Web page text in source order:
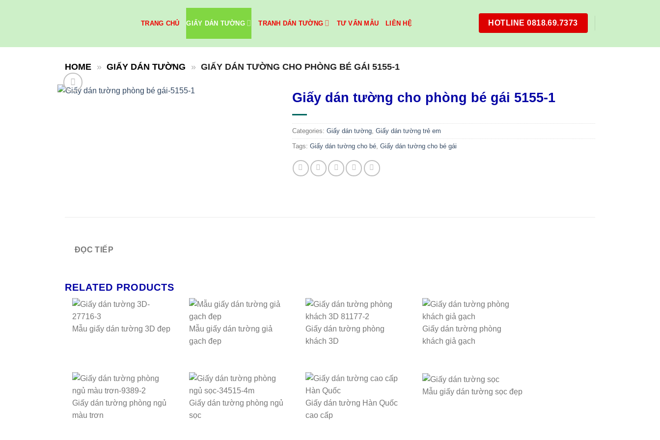
TRANG CHỦ GIẤY DÁN TƯỜNG TRANH DÁN TƯỜNG TƯ VẤN MẪU LIÊN HỆ HOTLINE 0818.69.7373
HOME » GIẤY DÁN TƯỜNG » GIẤY DÁN TƯỜNG CHO PHÒNG BÉ GÁI 5155-1
Giấy dán tường cho phòng bé gái 5155-1
Categories: Giấy dán tường, Giấy dán tường trẻ em
Tags: Giấy dán tường cho bé, Giấy dán tường cho bé gái
ĐỌC TIẾP
RELATED PRODUCTS
Mẫu giấy dán tường 3D đẹp
Mẫu giấy dán tường giả
gạch đẹp
Giấy dán tường phòng
khách 3D
Giấy dán tường phòng
khách giả gạch
Giấy dán tường phòng ngủ
màu trơn
Giấy dán tường phòng ngủ
sọc
Giấy dán tường Hàn Quốc
cao cấp
Mẫu giấy dán tường sọc đẹp